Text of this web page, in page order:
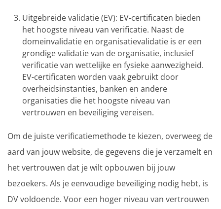
Uitgebreide validatie (EV): EV-certificaten bieden
het hoogste niveau van verificatie. Naast de
domeinvalidatie en organisatievalidatie is er een
grondige validatie van de organisatie, inclusief
verificatie van wettelijke en fysieke aanwezigheid.
EV-certificaten worden vaak gebruikt door
overheidsinstanties, banken en andere
organisaties die het hoogste niveau van
vertrouwen en beveiliging vereisen.
Om de juiste verificatiemethode te kiezen, overweeg de
aard van jouw website, de gegevens die je verzamelt en
het vertrouwen dat je wilt opbouwen bij jouw
bezoekers. Als je eenvoudige beveiliging nodig hebt, is
DV voldoende. Voor een hoger niveau van vertrouwen